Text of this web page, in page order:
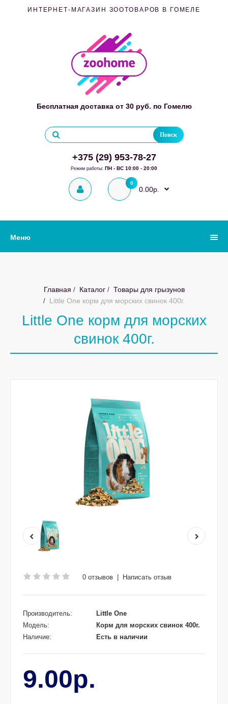
ИНТЕРНЕТ-МАГАЗИН ЗООТОВАРОВ В ГОМЕЛЕ
Бесплатная доставка от 30 руб. по Гомелю
Поиск
+375 (29) 953-78-27
Режим работы: ПН - ВС 10:00 - 20:00
0
0.00р.
Меню
Главная Каталог
Товары для грызунов
Little One корм для морских свинок 400г.
Little One корм для морских
свинок 400г.
0 отзывов Написать отзыв
Производитель:
Little One
Модель:
Корм для морских свинок 400г.
Наличие:
Есть в наличии
9.00р.